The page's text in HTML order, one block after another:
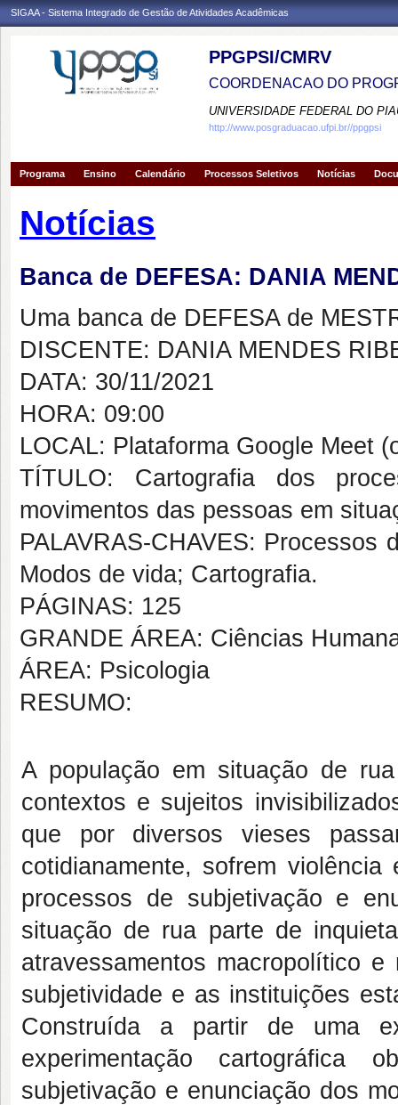
SIGAA - Sistema Integrado de Gestão de Atividades Acadêmicas
PPGPSI/CMRV
COORDENACAO DO
UNIVERSIDADE FEDERAL DO
http://www.posgraduacao.ufpi.br//ppgpsi
Programa Ensino Calendário Processos Seletivos Notícias
Notícias
Banca de DEFESA: DANIA
Uma banca de DEFESA de
DISCENTE: DANIA MENDES
DATA: 30/11/2021
HORA: 09:00
LOCAL: Plataforma Google Meet
TÍTULO: Cartografia dos
movimentos das pessoas em
PALAVRAS-CHAVES:
Modos de vida; Cartografia.
PÁGINAS: 125
GRANDE ÁREA: Ciências
ÁREA: Psicologia
RESUMO:
A população em situação de
contextos e sujeitos
que por diversos vieses
cotidianamente, sofrem
processos de subjetivação e
situação de rua parte de
atravessamentos macropolítico
subjetividade e as instituições
Construída a partir de uma
experimentação cartográfica
subjetivação e enunciação dos